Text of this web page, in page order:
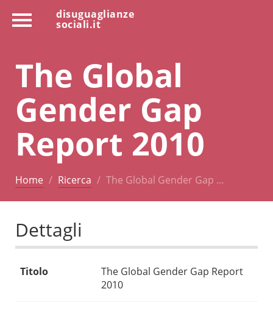
disuguaglianze
sociali.it
The Global
Gender Gap
Report 2010
Home Ricerca The Global Gender Gap …
Dettagli
Titolo
The Global Gender Gap Report
2010